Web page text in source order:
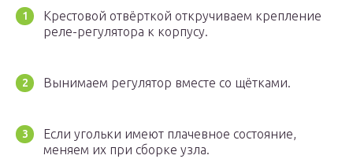
Крестовой отвёрткой откручиваем крепление
реле-регулятора к корпусу.
Вынимаем регулятор вместе со щётками.
Если угольки имеют плачевное состояние,
меняем их при сборке узла.